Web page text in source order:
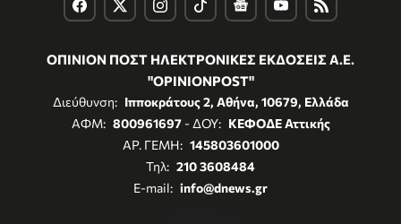
ΟΠΙΝΙΟΝ ΠΟΣΤ ΗΛΕΚΤΡΟΝΙΚΕΣ ΕΚΔΟΣΕΙΣ Α.Ε.
"OPINIONPOST"
Διεύθυνση: Ιπποκράτους 2, Αθήνα, 10679, Ελλάδα
ΑΦΜ: 800961697- ΔΟΥ: ΚΕΦΟΔΕ Αττικής
ΑΡ. ΓΕΜΗ: 145803601000
Τηλ: 210 3608484
E-mail: info@dnews.gr